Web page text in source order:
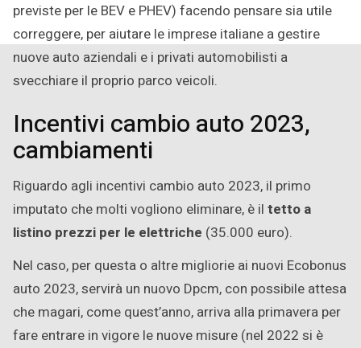
previste per le BEV e PHEV) facendo pensare sia utile
correggere, per aiutare le imprese italiane a gestire
nuove auto aziendali e i privati automobilisti a
svecchiare il proprio parco veicoli.
Incentivi cambio auto 2023,
cambiamenti
Riguardo agli incentivi cambio auto 2023, il primo
imputato che molti vogliono eliminare, è il tetto a
listino prezzi per le elettriche (35.000 euro).
Nel caso, per questa o altre migliorie ai nuovi Ecobonus
auto 2023, servirà un nuovo Dpcm, con possibile attesa
che magari, come quest’anno, arriva alla primavera per
fare entrare in vigore le nuove misure (nel 2022 si è